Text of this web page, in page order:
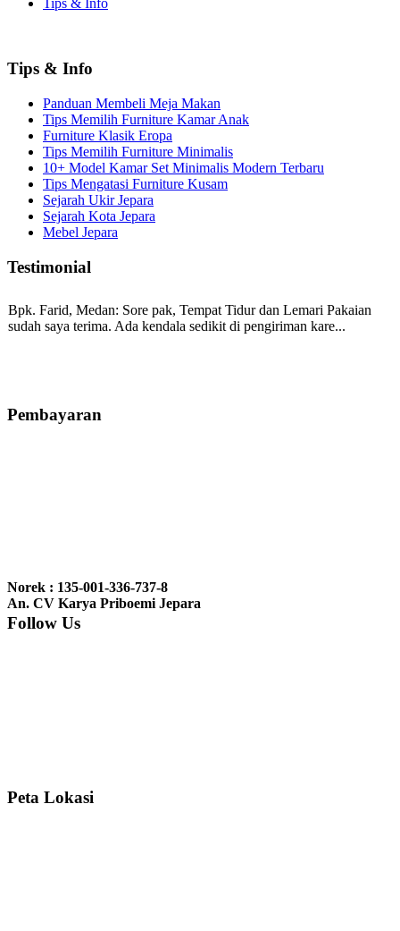
Tips & Info
Tips & Info
Panduan Membeli Meja Makan
Tips Memilih Furniture Kamar Anak
Furniture Klasik Eropa
Tips Memilih Furniture Minimalis
10+ Model Kamar Set Minimalis Modern Terbaru
Tips Mengatasi Furniture Kusam
Sejarah Ukir Jepara
Sejarah Kota Jepara
Mebel Jepara
Testimonial
Bpk. Farid, Medan: Sore pak, Tempat Tidur dan Lemari Pakaian
sudah saya terima. Ada kendala sedikit di pengiriman kare...
bale2 dan kursi teras saya sudah saya terima dan p...
nyesel deh beli geby...
Pembayaran
Norek : 135-001-336-737-8
An. CV Karya Priboemi Jepara
Follow Us
Peta Lokasi